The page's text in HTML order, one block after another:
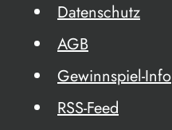
Datenschutz
AGB
Gewinnspiel-Info
RSS-Feed